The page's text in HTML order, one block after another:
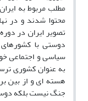
مطلب مربوط به
محتوا شدند و در
تصویر ایران در
دوستی با
سیاسی و اجتماعی
به ­عنوان کشوری
هسته ای و از بین
جنگ نیست بلکه